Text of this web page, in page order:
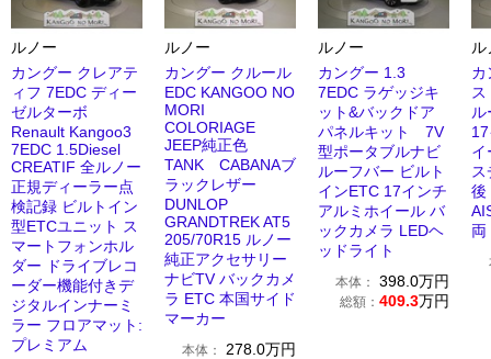
ルノー
カングー クレアテ
ィフ 7EDC ディー
ゼルターボ
Renault Kangoo3
7EDC 1.5Diesel
CREATIF 全ルノー
正規ディーラー点
検記録 ビルトイン
型ETCユニット ス
マートフォンホル
ダー ドライブレコ
ーダー機能付きデ
ジタルインナーミ
ラー フロアマット:
プレミアム
ルノー
カングー クルール
EDC KANGOO NO
MORI
COLORIAGE
JEEP純正色
TANK CABANAブ
ラックレザー
DUNLOP
GRANDTREK AT5
205/70R15 ルノー
純正アクセサリー
ナビTV バックカメ
ラ ETC 本国サイド
マーカー
本体： 278.0万円
ルノー
カングー 1.3
7EDC ラゲッジキ
ット&バックドア
パネルキット 7V
型ポータブルナビ
ルーフバー ビルト
インETC 17インチ
アルミホイール バ
ックカメラ LEDヘ
ッドライト
本体： 398.0万円
総額： 409.3万円
ル
カ
後
両